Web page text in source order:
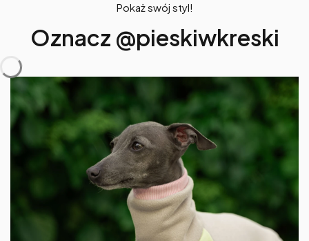
Pokaż swój styl!
Oznacz @pieskiwkreski